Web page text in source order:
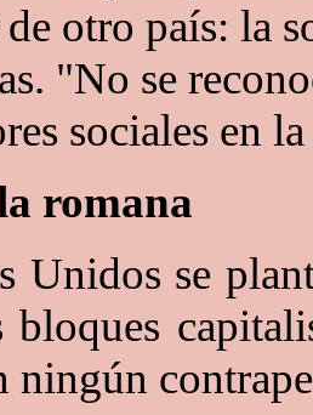
otro país: la
"No se
sociales en
romana
se
bloques
ningún